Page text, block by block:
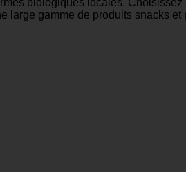
biologiques locales.
large gamme de produits snacks